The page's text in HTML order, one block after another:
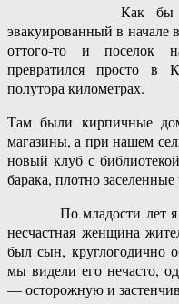
Как бы
эвакуированный в начале
оттого-то и поселок
превратился просто
полутора километрах.
Там были кирпичные
магазины, а при нашем
новый клуб с
барака, плотно
По младости лет я не
несчастная женщина
был сын, круглогодично
мы видели его нечасто,
— осторожную и